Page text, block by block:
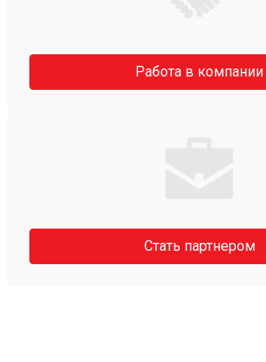
Работа в компании
Стать партнером